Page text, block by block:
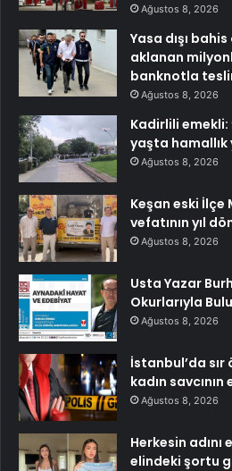
Ağustos 8, 2026
Yasa dışı
aklanan
banknotla
Ağustos 8, 2026
Kadirlili emekli:
yaşta hamallık
Ağustos 8, 2026
Keşan eski İlçe
vefatının yıl
Ağustos 8, 2026
Usta Yazar
Okurlarıyla
Ağustos 8, 2026
İstanbul’da sır
kadın
Ağustos 8, 2026
Herkesin
elindeki şortu